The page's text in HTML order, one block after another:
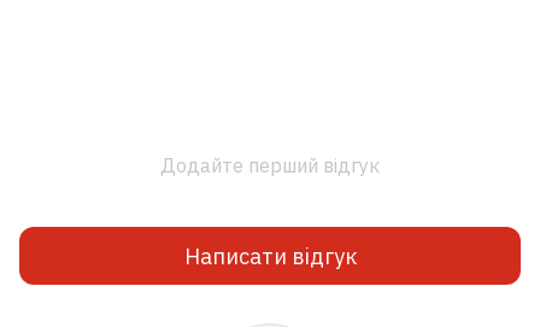
Додайте перший відгук
Написати відгук